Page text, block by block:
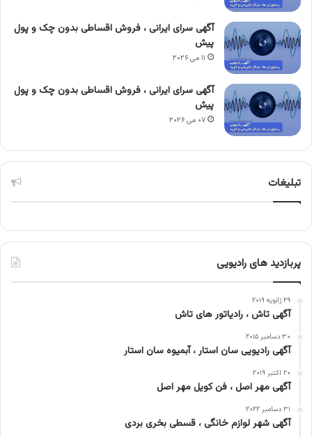
آگهی سرای ایرانی ، فروش اقساطی بدون چک و پول
پیش
۱۱ می ۲۰۲۶
آگهی سرای ایرانی ، فروش اقساطی بدون چک و پول
پیش
۰۷ می ۲۰۲۶
تبلیغات
پربازدید های رادیویی
۲۹ ژانویه ۲۰۱۹
آگهی تاش ، رادیاتور های تاش
۳۰ دسامبر ۲۰۱۵
آگهی رادیویی سان استار ، آبمیوه سان استار
۲۰ اکتبر ۲۰۱۹
آگهی مهر اصل ، فن کویل مهر اصل
۳۱ دسامبر ۲۰۲۲
آگهی شهر لوازم خانگی ، قسطی بخری بردی